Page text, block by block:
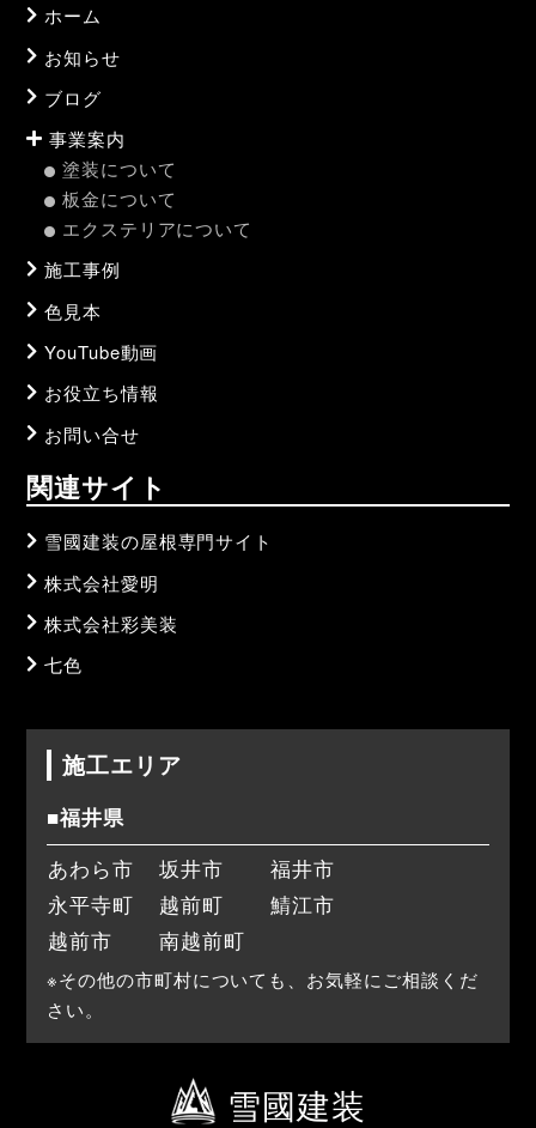
ホーム
お知らせ
ブログ
事業案内
塗装について
板金について
エクステリアについて
施工事例
色見本
YouTube動画
お役立ち情報
お問い合せ
関連サイト
雪國建装の屋根専門サイト
株式会社愛明
株式会社彩美装
七色
施工エリア
■福井県
あわら市
坂井市
福井市
永平寺町
越前町
鯖江市
越前市
南越前町
※その他の市町村についても、お気軽にご相談くだ
さい。
雪國建装